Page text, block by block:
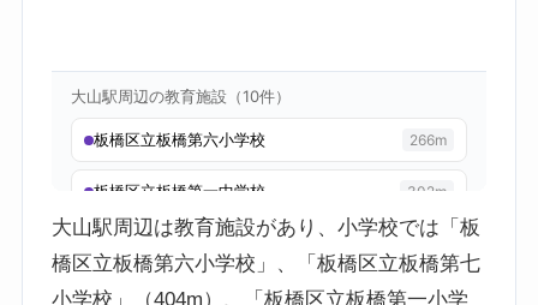
大山駅周辺は教育施設があり、小学校では「板
橋区立板橋第六小学校」、「板橋区立板橋第七
小学校」（404m）、「板橋区立板橋第一小学